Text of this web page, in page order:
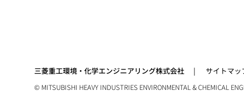
三菱重工環境・化学エンジニアリング株式会社 サイトマッ
© MITSUBISHI HEAVY INDUSTRIES ENVIRONMENTAL & CHEMICAL